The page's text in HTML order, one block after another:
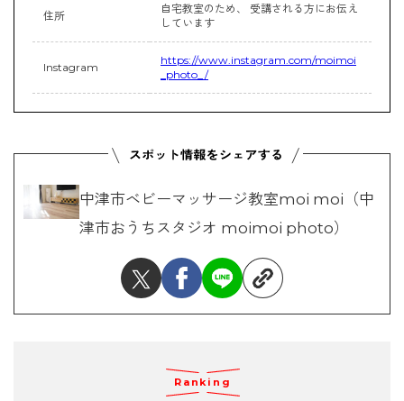
住所
自宅教室のため、 受講される方にお伝え
しています
Instagram
https://www.instagram.com/moimoi
_photo_/
中津市ベビーマッサージ教室moi moi（中
津市おうちスタジオ moimoi photo）
Ranking